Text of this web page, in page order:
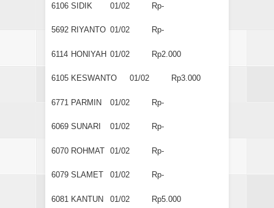
6106 SIDIK 01/02 Rp-
5692 RIYANTO 01/02 Rp-
6114 HONIYAH 01/02 Rp2.000
6105 KESWANTO 01/02 Rp3.000
6771 PARMIN 01/02 Rp-
6069 SUNARI 01/02 Rp-
6070 ROHMAT 01/02 Rp-
6079 SLAMET 01/02 Rp-
6081 KANTUN 01/02 Rp5.000